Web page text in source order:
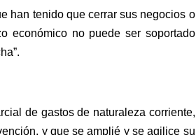
han tenido que cerrar sus negocios o
económico no puede ser soportado
de gastos de naturaleza corriente,
y que se amplié y se agilice su